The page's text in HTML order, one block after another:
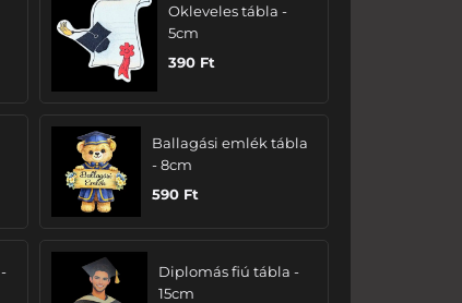
Okleveles tábla -
5cm
390 Ft
Ballagási emlék tábla
- 8cm
590 Ft
Diplomás fiú tábla -
15cm